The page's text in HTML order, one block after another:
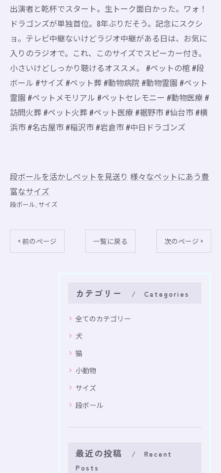
出演者と乾杯でスタート。生トーク面白かった。ワォ！
ドラゴンズが単独首位。8年ぶりだそう。記念にスクシ
ョ。テレビ中継ないけどラジオ中継がある日は、お気に
入りのラジオで。これ、このサイズでスピーカー付き。
小さいけどしっかり聴けるオススメ。 #ペットの棺 #段
ボール #サイズ #ペット葬 #動物病院 #動物霊園 #ペット
霊園 #ペットメモリアル #ペットセレモニー #動物医療 #
訪問火葬 #ペット火葬 #ペット医療 #裾野市 #仙台市 #横
浜市 #名古屋市 #稲沢市 #岩倉市 #中日ドラゴンズ
段ボールを活かしペットを見送り 様々なペットにあう豊
富なサイズ
段ボール サイズ
< 前のページ 一覧に戻る 次のページ >
カテゴリー Categories
全てのカテゴリー
犬
猫
小動物
サイズ
段ボール
最近の投稿
Recent
Posts